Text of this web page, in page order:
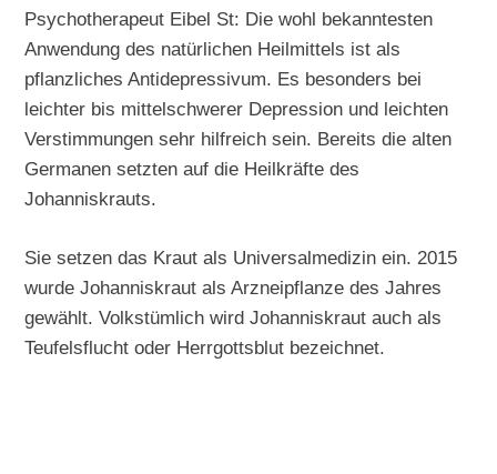
Psychotherapeut Eibel St: Die wohl bekanntesten
Anwendung des natürlichen Heilmittels ist als
pflanzliches Antidepressivum. Es besonders bei
leichter bis mittelschwerer Depression und leichten
Verstimmungen sehr hilfreich sein. Bereits die alten
Germanen setzten auf die Heilkräfte des
Johanniskrauts.
Sie setzen das Kraut als Universalmedizin ein. 2015
wurde Johanniskraut als Arzneipflanze des Jahres
gewählt. Volkstümlich wird Johanniskraut auch als
Teufelsflucht oder Herrgottsblut bezeichnet.